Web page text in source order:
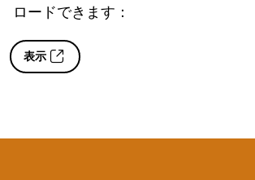
ロードできます：
表示